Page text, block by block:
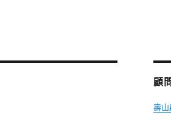
顧
壽